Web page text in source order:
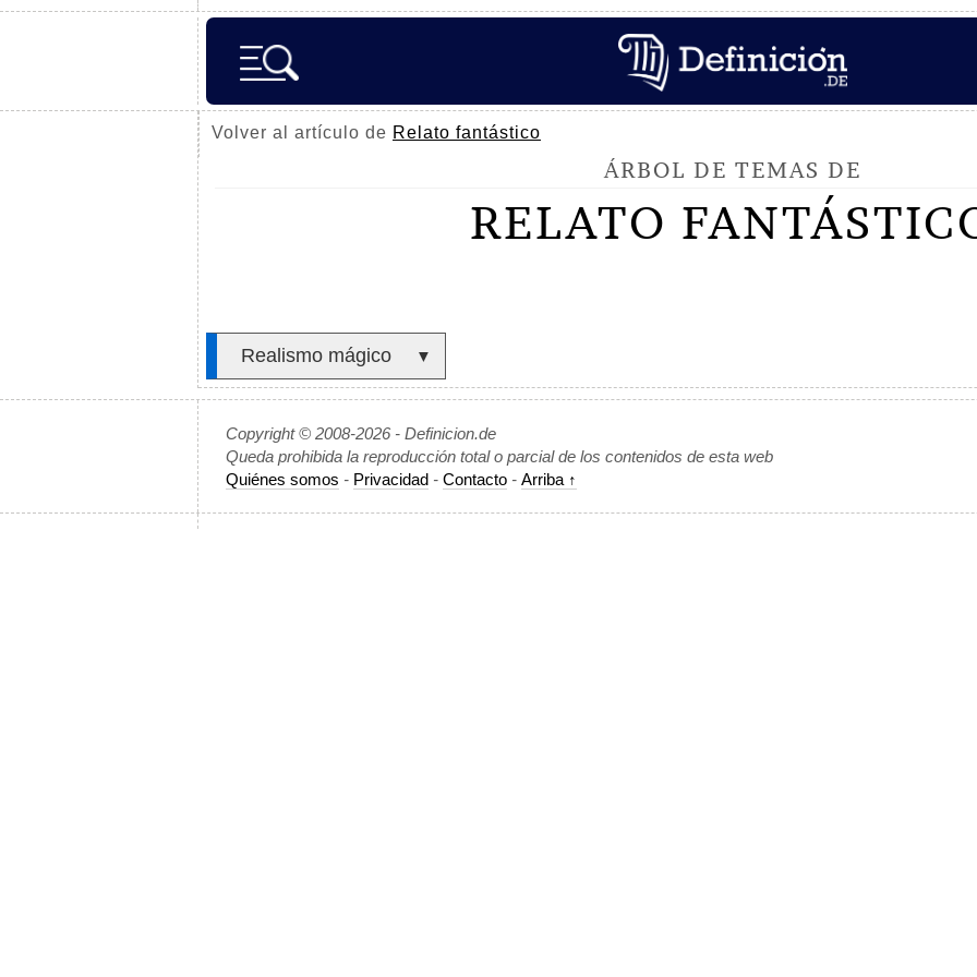
Volver al artículo de Relato fantástico
ÁRBOL DE TEMAS DE
RELATO
Realismo mágico ▼
Copyright © 2008-2026 - Definicion.de
Queda prohibida la reproducción total o parcial de los contenidos de esta web
Quiénes somos - Privacidad - Contacto - Arriba ↑